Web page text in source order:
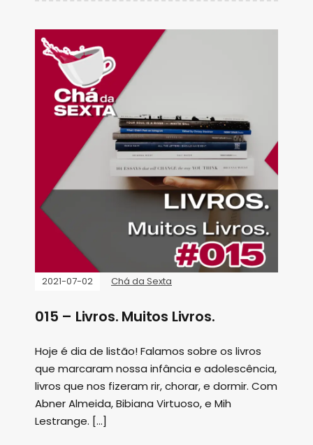
2021-07-02 Chá da Sexta
015 – Livros. Muitos Livros.
Hoje é dia de listão! Falamos sobre os livros
que marcaram nossa infância e adolescência,
livros que nos fizeram rir, chorar, e dormir. Com
Abner Almeida, Bibiana Virtuoso, e Mih
Lestrange. […]